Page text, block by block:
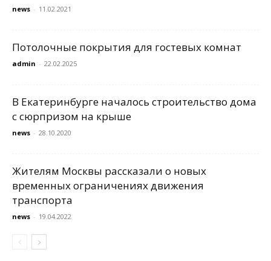
news - 11.02.2021
Потолочные покрытия для гостевых комнат
admin - 22.02.2025
В Екатеринбурге началось строительство дома
с сюрпризом на крыше
news - 28.10.2020
Жителям Москвы рассказали о новых
временных ограничениях движения
транспорта
news - 19.04.2022